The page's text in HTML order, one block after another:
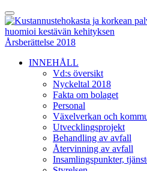
Skip
to
content
Toggle
Menu
Årsberättelse 2018
INNEHÅLL
Vd:s översikt
Nyckeltal 2018
Fakta om bolaget
Personal
Växelverkan och
Utvecklingsprojekt
Behandling av avfall
Återvinning av avfall
Insamlingspunkter,